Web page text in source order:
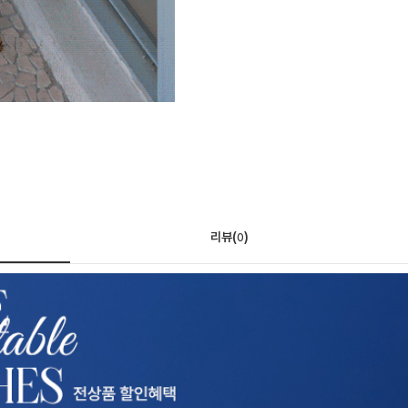
리뷰(0)